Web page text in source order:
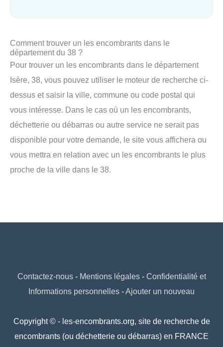
Comment trouver un les encombrants dans le
département du 38 ?
Pour trouver un les encombrants dans le département
Isère, 38, vous pouvez utiliser le moteur de recherche ci-
dessus et saisir la ville, commune ou code postal qui
vous intéresse. Dans le cas où un les encombrants,
déchetterie ou débarras ou autre service ne serait pas
disponible pour votre demande, le site vous affichera ou
vous mettra en relation avec un les encombrants le plus
proche de la ville dans le 38.
Contactez-nous- Mentions légales- Confidentialité et
Informations personnelles -Ajouter un nouveau
Copyright © - les-encombrants.org, site de recherche de
encombrants (ou déchetterie ou débarras) en FRANCE